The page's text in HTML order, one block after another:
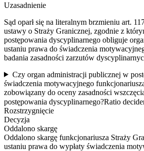
Uzasadnienie
Sąd oparł się na literalnym brzmieniu art.
ustawy o Straży Granicznej, zgodnie z
postępowania dyscyplinarnego obliguje
ustaniu prawa do świadczenia
badania zasadności zarzutów
Czy organ administracji publicznej w
świadczenia motywacyjnego
zobowiązany do oceny zasadności
postępowania dyscyplinarnego?Ratio
Rozstrzygnięcie
Decyzja
Oddalono skargę
Oddalono skargę funkcjonariusza Straży
ustaniu prawa do wypłaty świadczenia